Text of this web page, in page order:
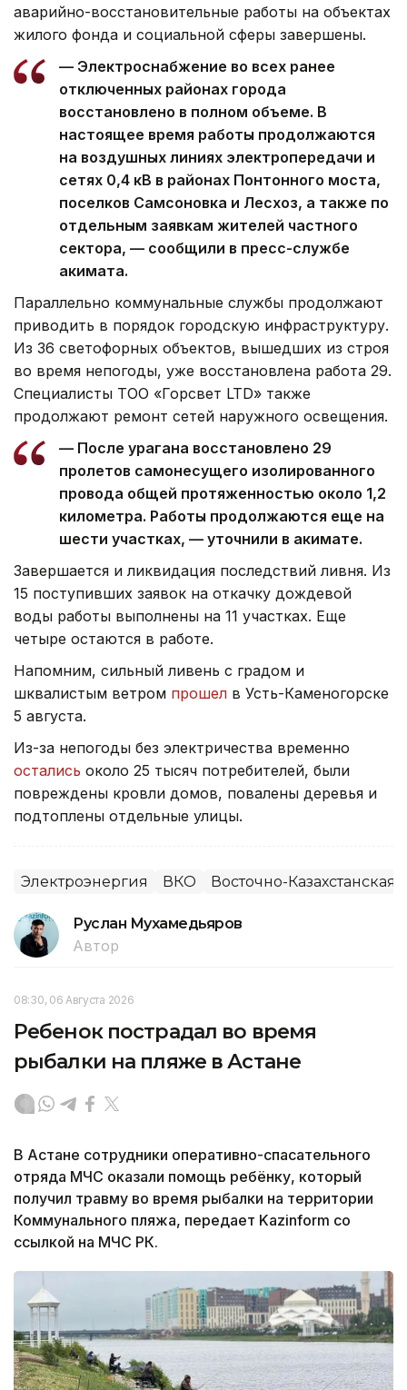
аварийно-восстановительные работы на объектах
жилого фонда и социальной сферы завершены.
— Электроснабжение во всех ранее
отключенных районах города
восстановлено в полном объеме. В
настоящее время работы продолжаются
на воздушных линиях электропередачи и
сетях 0,4 кВ в районах Понтонного моста,
поселков Самсоновка и Лесхоз, а также по
отдельным заявкам жителей частного
сектора, — сообщили в пресс-службе
акимата.
Параллельно коммунальные службы продолжают
приводить в порядок городскую инфраструктуру.
Из 36 светофорных объектов, вышедших из строя
во время непогоды, уже восстановлена работа 29.
Специалисты ТОО «Горсвет LTD» также
продолжают ремонт сетей наружного освещения.
— После урагана восстановлено 29
пролетов самонесущего изолированного
провода общей протяженностью около 1,2
километра. Работы продолжаются еще на
шести участках, — уточнили в акимате.
Завершается и ликвидация последствий ливня. Из
15 поступивших заявок на откачку дождевой
воды работы выполнены на 11 участках. Еще
четыре остаются в работе.
Напомним, сильный ливень с градом и
шквалистым ветром прошел в Усть-Каменогорске
5 августа.
Из-за непогоды без электричества временно
остались около 25 тысяч потребителей, были
повреждены кровли домов, повалены деревья и
подтоплены отдельные улицы.
Электроэнергия ВКО Восточно-Казахстанская
Руслан Мухамедьяров
Автор
08:30, 06 Августа 2026
Ребенок пострадал во время
рыбалки на пляже в Астане
В Астане сотрудники оперативно-спасательного
отряда МЧС оказали помощь ребёнку, который
получил травму во время рыбалки на территории
Коммунального пляжа, передает Kazinform со
ссылкой на МЧС РК.